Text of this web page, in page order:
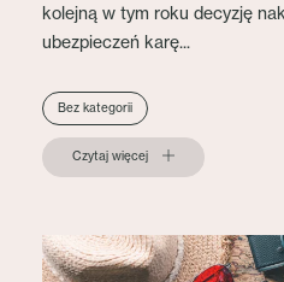
kolejną w tym roku decyzję
ubezpieczeń karę...
Bez kategorii
Czytaj więcej